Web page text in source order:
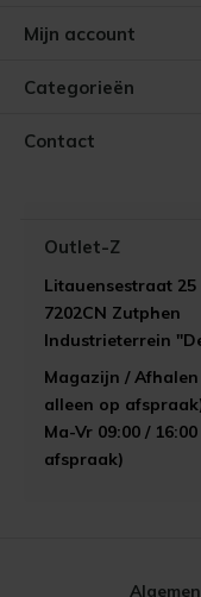
Mijn account
Categorieën
Contact
Outlet-Z
Litauensestraat 25
7202CN Zutphen
Industrieterrein
Magazijn /
alleen op
Ma-Vr 09:00 /
afspraak)